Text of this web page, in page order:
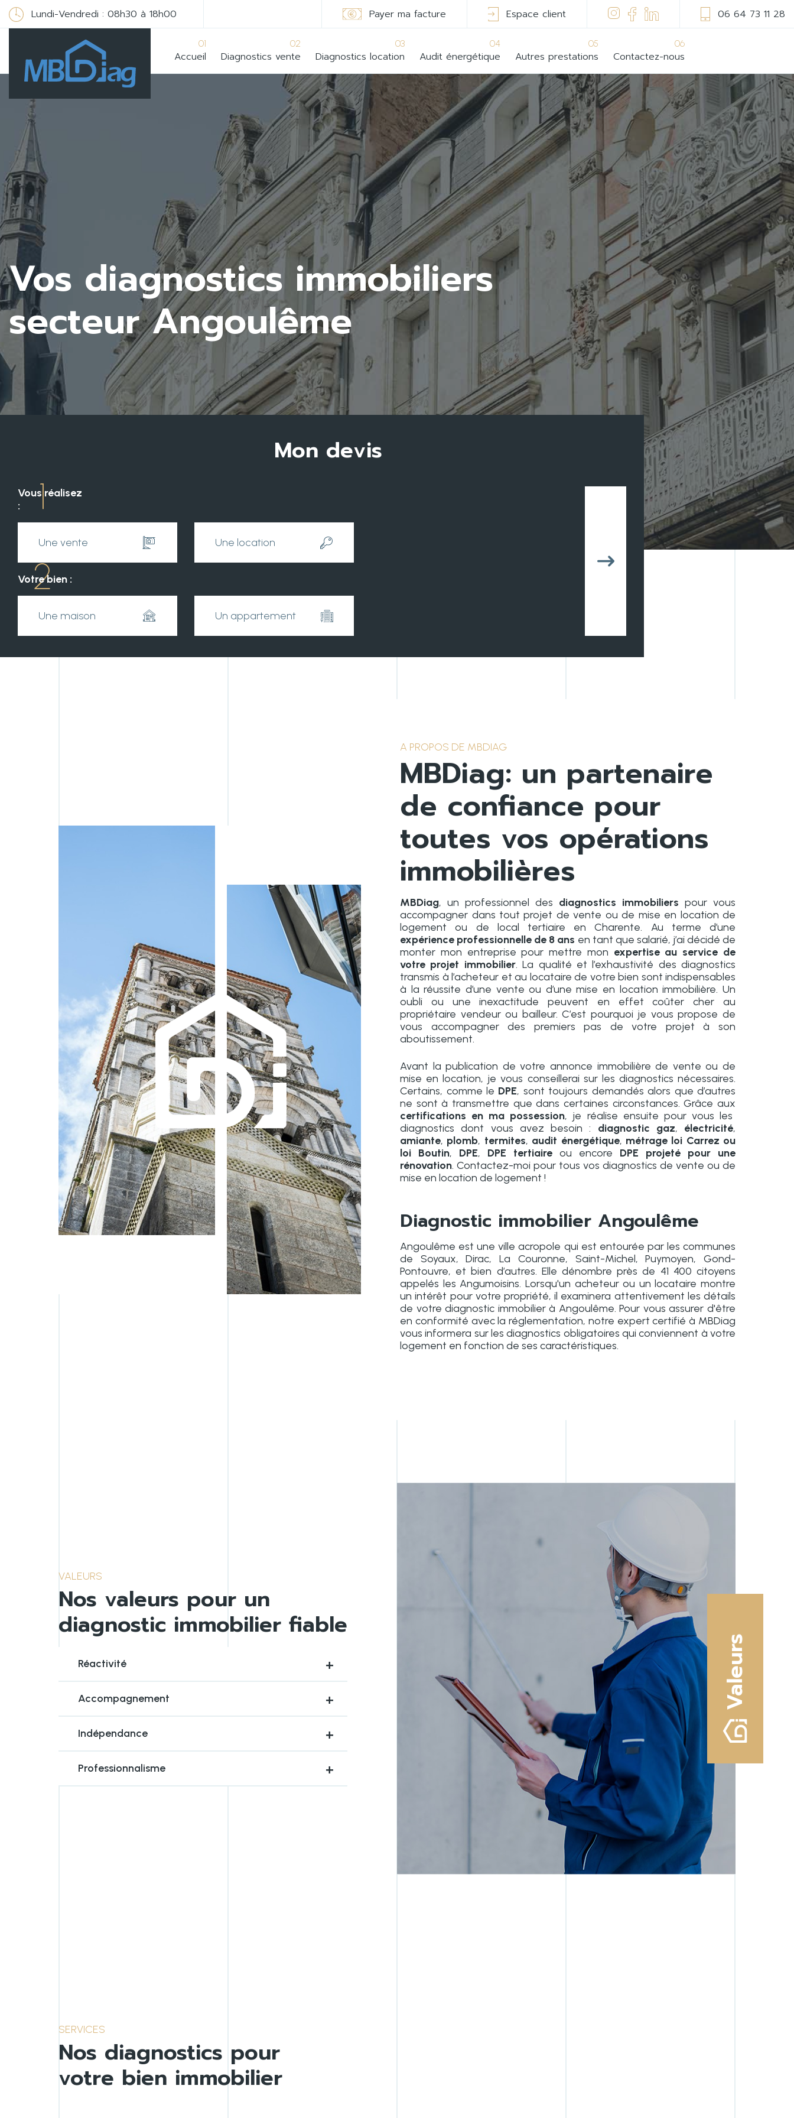
Lundi-Vendredi : 08h30 à 18h00 Payer ma facture Espace client 06 64 73 11 28
01
Accueil
02
Diagnostics vente
03
Diagnostics location
04
Audit énergétique
05
Autres prestations
06
Contactez-nous
Audit énergétique en
Charentes
Mon devis
1
Vous réalisez
:
Une vente Une location
2
Votre bien :
Une maison Un appartement
A PROPOS DE MBDIAG
MBDiag: un partenaire
de confiance pour
toutes vos opérations
immobilières
MBDiag, un professionnel des diagnostics immobiliers pour vous
accompagner dans tout projet de vente ou de mise en location de
logement ou de local tertiaire en Charente. Au terme d’une
expérience professionnelle de 8 ans en tant que salarié, j’ai décidé de
monter mon entreprise pour mettre mon expertise au service de
votre projet immobilier. La qualité et l’exhaustivité des diagnostics
transmis à l’acheteur et au locataire de votre bien sont indispensables
à la réussite d’une vente ou d’une mise en location immobilière. Un
oubli ou une inexactitude peuvent en effet coûter cher au
propriétaire vendeur ou bailleur. C’est pourquoi je vous propose de
vous accompagner des premiers pas de votre projet à son
aboutissement.
Avant la publication de votre annonce immobilière de vente ou de
mise en location, je vous conseillerai sur les diagnostics nécessaires.
Certains, comme le DPE, sont toujours demandés alors que d’autres
ne sont à transmettre que dans certaines circonstances. Grâce aux
certifications en ma possession, je réalise ensuite pour vous les
diagnostics dont vous avez besoin : diagnostic gaz, électricité,
amiante, plomb, termites, audit énergétique, métrage loi Carrez ou
loi Boutin, DPE, DPE tertiaire ou encore DPE projeté pour une
rénovation. Contactez-moi pour tous vos diagnostics de vente ou de
mise en location de logement !
Diagnostic immobilier Angoulême
Angoulême est une ville acropole qui est entourée par les communes
de Soyaux, Dirac, La Couronne, Saint-Michel, Puymoyen, Gond-
Pontouvre, et bien d’autres. Elle dénombre près de 41 400 citoyens
appelés les Angumoisins. Lorsqu'un acheteur ou un locataire montre
un intérêt pour votre propriété, il examinera attentivement les détails
de votre diagnostic immobilier à Angoulême. Pour vous assurer d'être
en conformité avec la réglementation, notre expert certifié à MBDiag
vous informera sur les diagnostics obligatoires qui conviennent à votre
logement en fonction de ses caractéristiques.
VALEURS
Nos valeurs pour un
diagnostic immobilier fiable
Réactivité
Accompagnement
Indépendance
Professionnalisme
Valeurs
SERVICES
Nos diagnostics pour
votre bien immobilier